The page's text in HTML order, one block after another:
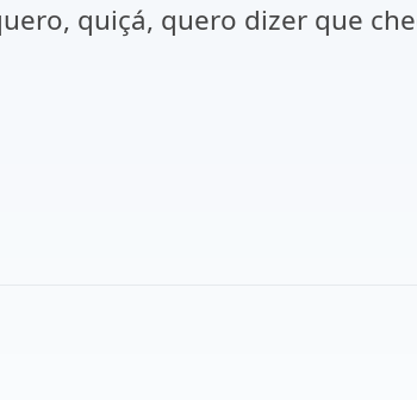
quiçá, quero dizer que